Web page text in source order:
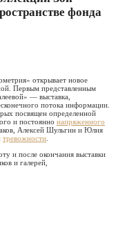
фонда
открывает новое
Первым представленным
— выставка,
потока информации.
посвящен определенной
и постоянно напряженного
Алексей Шульгин и Юлия
тревожности
и после окончания выставки
и галерей,